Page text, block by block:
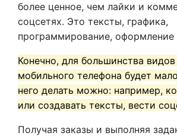
более ценное, чем лайки и
соцсетях. Это тексты, графика,
программирование, оформление
Конечно, для большинства
мобильного телефона будет
него делать можно: например,
или создавать тексты, вести
Получая заказы и выполняя